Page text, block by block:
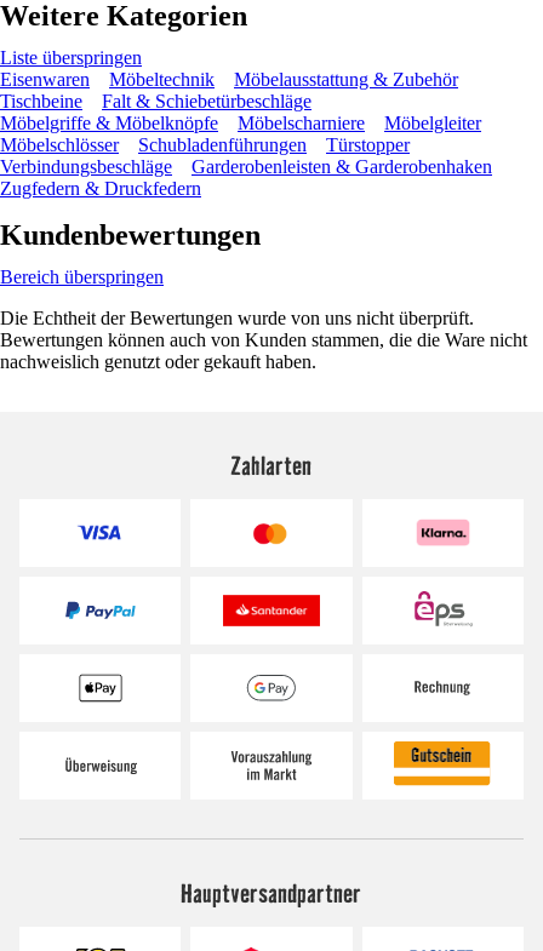
Weitere Kategorien
Liste überspringen
Eisenwaren
Möbeltechnik
Möbelausstattung & Zubehör
Tischbeine
Falt & Schiebetürbeschläge
Möbelgriffe & Möbelknöpfe
Möbelscharniere
Möbelgleiter
Möbelschlösser
Schubladenführungen
Türstopper
Verbindungsbeschläge
Garderobenleisten & Garderobenhaken
Zugfedern & Druckfedern
Kundenbewertungen
Bereich überspringen
Die Echtheit der Bewertungen wurde von uns nicht überprüft.
Bewertungen können auch von Kunden stammen, die die Ware nicht
nachweislich genutzt oder gekauft haben.
Zahlarten
Hauptversandpartner